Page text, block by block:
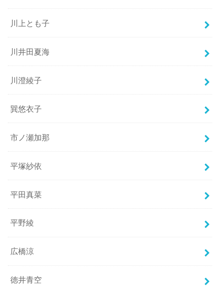
川上とも子
川井田夏海
川澄綾子
巽悠衣子
市ノ瀬加那
平塚紗依
平田真菜
平野綾
広橋涼
徳井青空